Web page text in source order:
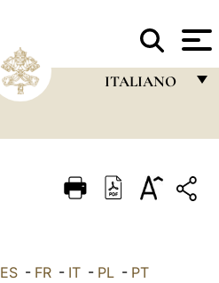
ITALIANO
ITALIANO
ES - FR - IT - PL - PT